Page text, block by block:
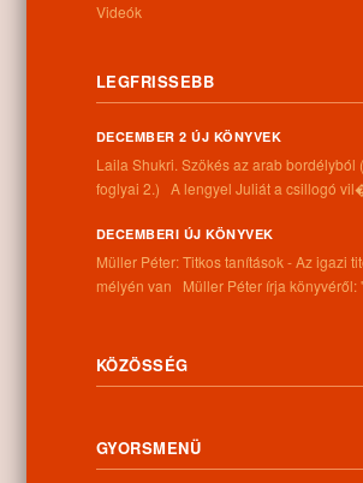
Videók
LEGFRISSEBB
DECEMBER 2 ÚJ KÖNYVEK
Laila Shukri. Szökés ​az arab bordélyból
foglyai 2.) A lengyel Juliát a csillogó
DECEMBERI ÚJ KÖNYVEK
Müller Péter: Titkos tanítások - Az igazi
mélyén van Müller Péter írja könyvéről:
KÖZÖSSÉG
GYORSMENÜ